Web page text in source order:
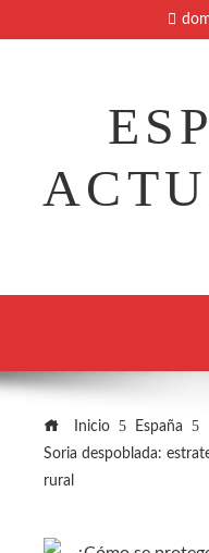
Inicio
España
Soria despoblada:
rural